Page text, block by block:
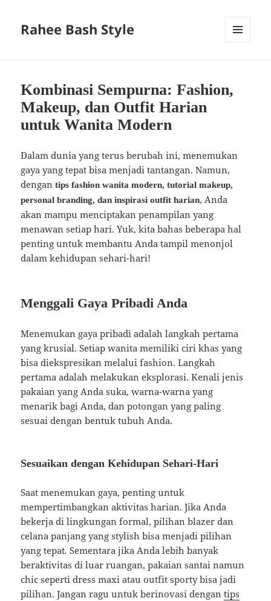
Rahee Bash Style
Kombinasi Sempurna: Fashion,
Makeup, dan Outfit Harian
untuk Wanita Modern
Dalam dunia yang terus berubah ini, menemukan
gaya yang tepat bisa menjadi tantangan. Namun,
dengantips fashion wanita modern, tutorial makeup,
personal branding, dan inspirasi outfit harian, Anda
akan mampu menciptakan penampilan yang
menawan setiap hari. Yuk, kita bahas beberapa hal
penting untuk membantu Anda tampil menonjol
dalam kehidupan sehari-hari!
Menggali Gaya Pribadi Anda
Menemukan gaya pribadi adalah langkah pertama
yang krusial. Setiap wanita memiliki ciri khas yang
bisa diekspresikan melalui fashion. Langkah
pertama adalah melakukan eksplorasi. Kenali jenis
pakaian yang Anda suka, warna-warna yang
menarik bagi Anda, dan potongan yang paling
sesuai dengan bentuk tubuh Anda.
Sesuaikan dengan Kehidupan Sehari-Hari
Saat menemukan gaya, penting untuk
mempertimbangkan aktivitas harian. Jika Anda
bekerja di lingkungan formal, pilihan blazer dan
celana panjang yang stylish bisa menjadi pilihan
yang tepat. Sementara jika Anda lebih banyak
beraktivitas di luar ruangan, pakaian santai namun
chic seperti dress maxi atau outfit sporty bisa jadi
pilihan. Jangan ragu untuk berinovasi dengantips